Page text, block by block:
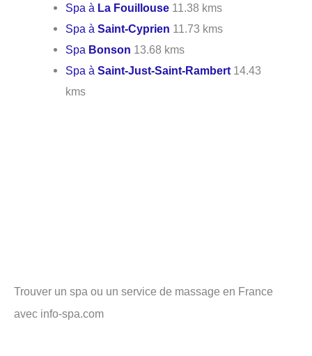
Spa à La Fouillouse 11.38 kms
Spa àSaint-Cyprien 11.73 kms
Spa Bonson 13.68 kms
Spa àSaint-Just-Saint-Rambert 14.43
kms
Trouver un spa ou un service de massage en France
avec info-spa.com